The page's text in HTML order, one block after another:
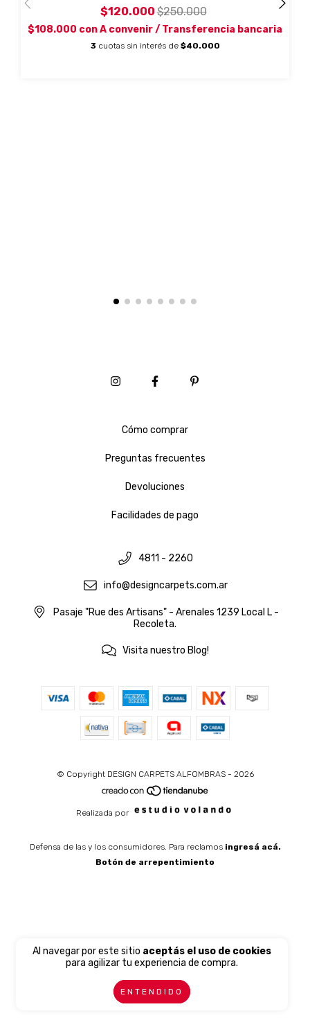
Al navegar por este sitio aceptás el uso de cookies
para agilizar tu experiencia de compra.
ENTENDIDO
$120.000$250.000
$108.000 conA convenir / Transferencia bancaria
3 cuotas sin interés de $40.000
Cómo comprar
Preguntas frecuentes
Devoluciones
Facilidades de pago
4811 - 2260
info@designcarpets.com.ar
Pasaje "Rue des Artisans" - Arenales 1239 Local L -
Recoleta.
Visita nuestro Blog!
© Copyright DESIGN CARPETS ALFOMBRAS - 2026
Realizada por
Defensa de las y los consumidores. Para reclamos ingresá acá.
Botón de arrepentimiento